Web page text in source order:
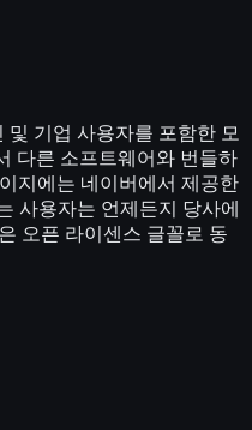
기업 사용자를 포함한 모
다른 소프트웨어와 번들하
지에는 네이버에서 제공한
사용자는 언제든지 당사에
오픈 라이센스 글꼴로 동